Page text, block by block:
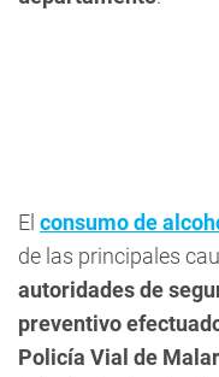
El consumo de
de las principales
autoridades de
preventivo
Policía Vial de